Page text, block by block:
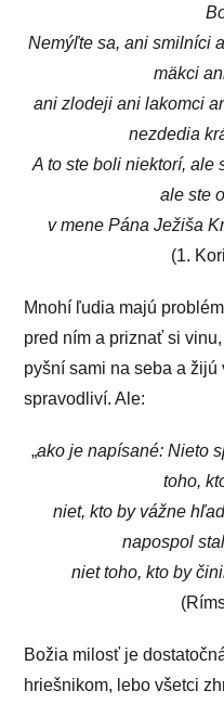
Nemýľte sa, ani smilníci
mäkci
ani zlodeji ani lakomci
nezdedia
A to ste boli niektorí, ale
ale ste
v mene Pána Ježiša
(1.
Mnohí ľudia majú
pred ním a priznať si
pyšní sami na seba a žijú
spravodliví. Ale:
„ako je napísané: Nieto
toho,
niet, kto by vážne
napospol
niet toho, kto by
Božia milosť je
hriešnikom, lebo všetci